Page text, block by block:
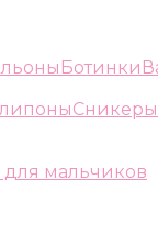
Ботинки
Сникеры
для мальчиков